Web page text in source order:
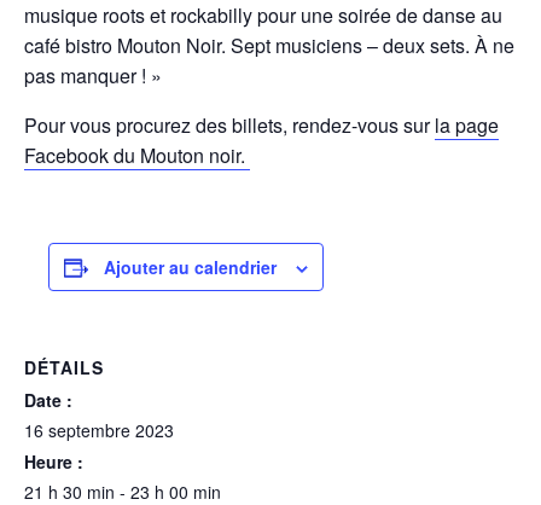
musique roots et rockabilly pour une soirée de danse au
café bistro Mouton Noir. Sept musiciens – deux sets. À ne
pas manquer ! »
Pour vous procurez des billets, rendez-vous surla page
Facebook du Mouton noir.
Ajouter au calendrier
DÉTAILS
Date :
16 septembre 2023
Heure :
21 h 30 min - 23 h 00 min